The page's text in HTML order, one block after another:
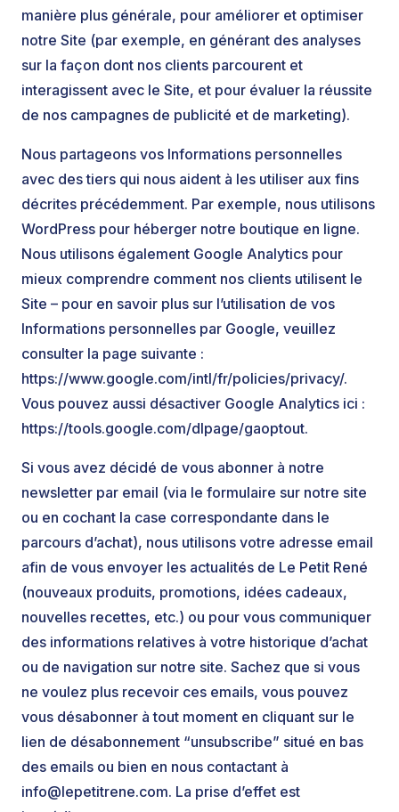
manière plus générale, pour améliorer et optimiser
notre Site (par exemple, en générant des analyses
sur la façon dont nos clients parcourent et
interagissent avec le Site, et pour évaluer la réussite
de nos campagnes de publicité et de marketing).
Nous partageons vos Informations personnelles
avec des tiers qui nous aident à les utiliser aux fins
décrites précédemment. Par exemple, nous utilisons
WordPress pour héberger notre boutique en ligne.
Nous utilisons également Google Analytics pour
mieux comprendre comment nos clients utilisent le
Site – pour en savoir plus sur l’utilisation de vos
Informations personnelles par Google, veuillez
consulter la page suivante :
https://www.google.com/intl/fr/policies/privacy/.
Vous pouvez aussi désactiver Google Analytics ici :
https://tools.google.com/dlpage/gaoptout.
Si vous avez décidé de vous abonner à notre
newsletter par email (via le formulaire sur notre site
ou en cochant la case correspondante dans le
parcours d’achat), nous utilisons votre adresse email
afin de vous envoyer les actualités de Le Petit René
(nouveaux produits, promotions, idées cadeaux,
nouvelles recettes, etc.) ou pour vous communiquer
des informations relatives à votre historique d’achat
ou de navigation sur notre site. Sachez que si vous
ne voulez plus recevoir ces emails, vous pouvez
vous désabonner à tout moment en cliquant sur le
lien de désabonnement “unsubscribe” situé en bas
des emails ou bien en nous contactant à
info@lepetitrene.com. La prise d’effet est